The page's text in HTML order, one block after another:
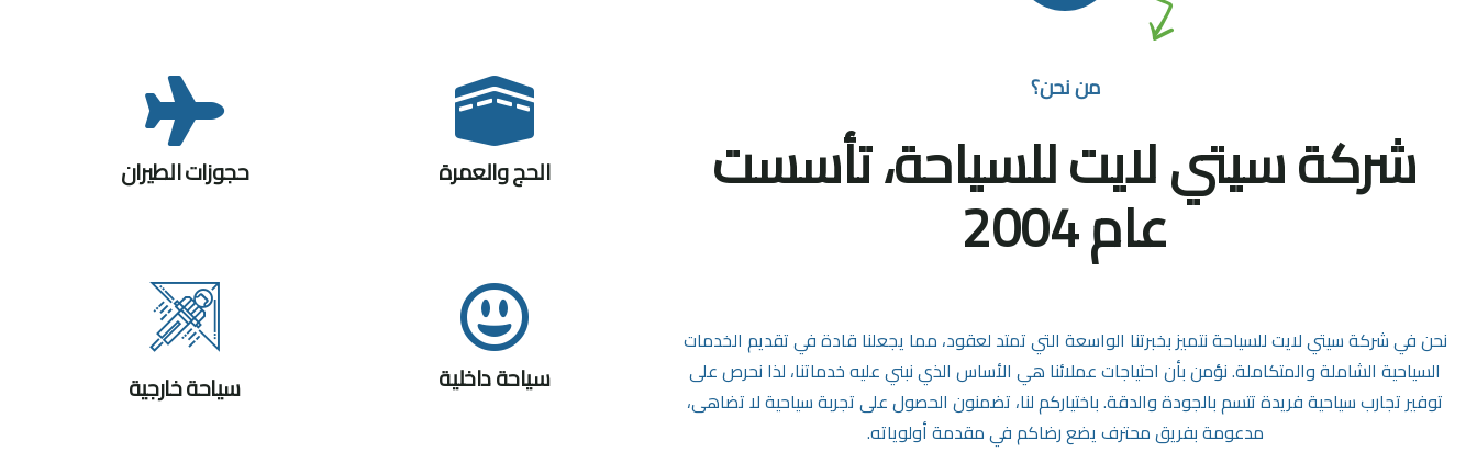
من نحن؟
شركة سيتي لايت للسياحة، تأسست
عام 2004
نحن في شركة سيتي لايت للسياحة نتميز بخبرتنا الواسعة التي تمتد لعقود، مما يجعلنا قادة في تقديم الخدمات
السياحية الشاملة والمتكاملة. نؤمن بأن احتياجات عملائنا هي الأساس الذي نبني عليه خدماتنا، لذا نحرص على
توفير تجارب سياحية فريدة تتسم بالجودة والدقة. باختياركم لنا، تضمنون الحصول على تجربة سياحية لا تضاهى،
مدعومة بفريق محترف يضع رضاكم في مقدمة أولوياته.
الحج والعمرة حجوزات الطيران
سياحة داخلية سياحة خارجية